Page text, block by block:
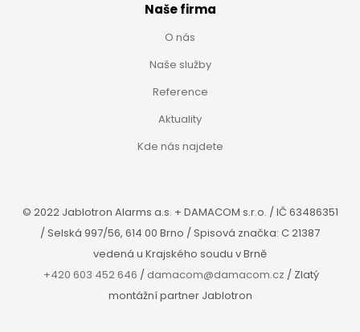
Naše firma
O nás
Naše služby
Reference
Aktuality
Kde nás najdete
© 2022 Jablotron Alarms a.s. + DAMACOM s.r.o. / IČ 63486351
/ Selská 997/56, 614 00 Brno / Spisová značka: C 21387
vedená u Krajského soudu v Brně
+420 603 452 646 / damacom@damacom.cz / Zlatý
montážní partner Jablotron